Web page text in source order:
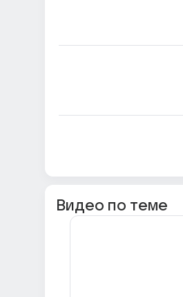
Видео по теме